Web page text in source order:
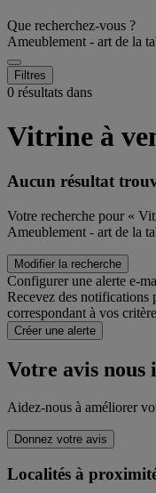
Que recherchez-vous ?
Ameublement - art de la
Filtres
0 résultats dans
Vitrine à
Aucun résultat
Votre recherche pour «
Ameublement - art de la
Modifier la recherche
Configurer une alerte e-
Recevez des notifications
correspondant à vos
Créer une alerte
Votre avis nous
Aidez-nous à améliorer
Donnez votre avis
Localités à